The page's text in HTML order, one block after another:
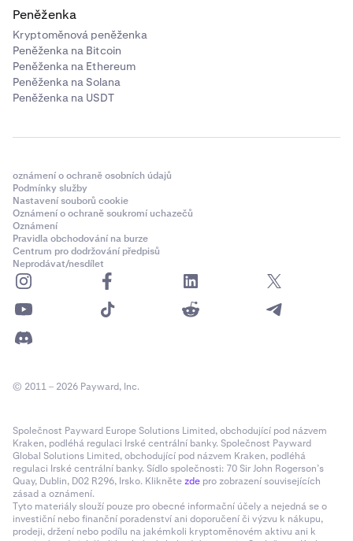
Peněženka
Kryptoměnová peněženka
Peněženka na Bitcoin
Peněženka na Ethereum
Peněženka na Solana
Peněženka na USDT
oznámení o ochraně osobních údajů
Podmínky služby
Nastavení souborů cookie
Oznámení o ochraně soukromí uchazečů
Oznámení
Pravidla obchodování na burze
Centrum pro dodržování předpisů
Neprodávat/nesdílet
© 2011 – 2026 Payward, Inc.
Společnost Payward Europe Solutions Limited, obchodující pod názvem
Kraken, podléhá regulaci Irské centrální banky. Společnost Payward
Global Solutions Limited, obchodující pod názvem Kraken, podléhá
regulaci Irské centrální banky. Sídlo společnosti: 70 Sir John Rogerson’s
Quay, Dublin, D02 R296, Irsko. Kliknětezde pro zobrazení souvisejících
zásad a oznámení.
Tyto materiály slouží pouze pro obecné informační účely a nejedná se o
investiční nebo finanční poradenství ani doporučení či výzvu k nákupu,
prodeji, držení nebo podílu na jakémkoli kryptoměnovém aktivu ani k